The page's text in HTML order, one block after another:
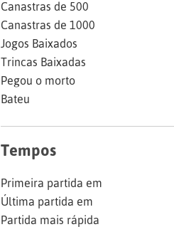
Canastras de 500
Canastras de 1000
Jogos Baixados
Trincas Baixadas
Pegou o morto
Bateu
Tempos
Primeira partida em
Última partida em
Partida mais rápida